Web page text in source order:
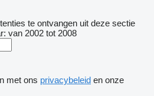
te ontvangen uit deze sectie
van 2002 tot 2008
met ons privacybeleid en onze